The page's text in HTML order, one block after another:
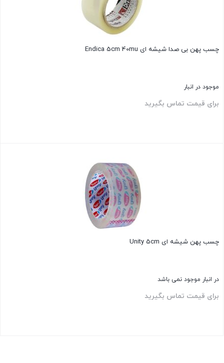
چسب پهن بی صدا شیشه ای Endica 5cm 40mu
موجود در انبار
برای قیمت تماس بگیرید
چسب پهن شیشه ای Unity 5cm
در انبار موجود نمی باشد
برای قیمت تماس بگیرید